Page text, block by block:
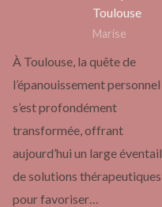
Toulouse
Marise
À Toulouse, la quête de
l’épanouissement personnel
s’est profondément
transformée, offrant
aujourd’hui un large éventail
de solutions thérapeutiques
pour favoriser…